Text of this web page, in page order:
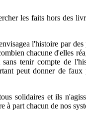
les faits hors des
l'histoire par des
chacune d'elles
tenir compte de
peut donner de
solidaires et ils
part chacun de nos